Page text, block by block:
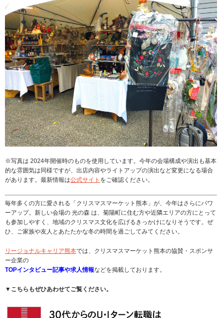
※写真は 2024年開催時のものを使用しています。今年の会場構成や演出も基本
的な雰囲気は同様ですが、出店内容やライトアップの演出など変更になる場合
があります。最新情報は公式サイト をご確認ください。
毎年多くの方に愛される「クリスマスマーケット熊本」が、今年はさらにパワ
ーアップ。新しい会場の 光の森 は、菊陽町に住む方や近隣エリアの方にとって
も参加しやすく、地域のクリスマス文化を広げるきっかけになりそうです。ぜ
ひ、ご家族や友人とあたたかな冬の時間を過ごしてみてください。
リージョナルキャリア熊本では、クリスマスマーケット熊本の協賛・スポンサ
ー企業の
TOPインタビュー記事や求人情報などを掲載しております。
▼ こちらもぜひあわせてご覧ください。